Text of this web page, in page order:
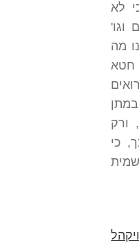
לא
וגו'
מה
חטא
ורק
כי
370 - ויקהל